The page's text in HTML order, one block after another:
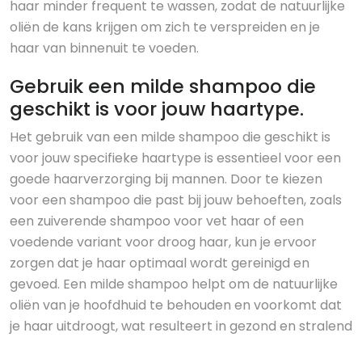
haar minder frequent te wassen, zodat de natuurlijke
oliën de kans krijgen om zich te verspreiden en je
haar van binnenuit te voeden.
Gebruik een milde shampoo die
geschikt is voor jouw haartype.
Het gebruik van een milde shampoo die geschikt is
voor jouw specifieke haartype is essentieel voor een
goede haarverzorging bij mannen. Door te kiezen
voor een shampoo die past bij jouw behoeften, zoals
een zuiverende shampoo voor vet haar of een
voedende variant voor droog haar, kun je ervoor
zorgen dat je haar optimaal wordt gereinigd en
gevoed. Een milde shampoo helpt om de natuurlijke
oliën van je hoofdhuid te behouden en voorkomt dat
je haar uitdroogt, wat resulteert in gezond en stralend